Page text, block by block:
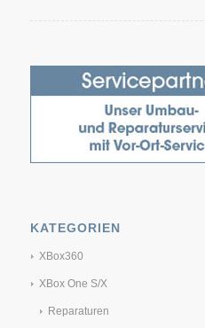
KATEGORIEN
XBox360
XBox One S/X
Reparaturen